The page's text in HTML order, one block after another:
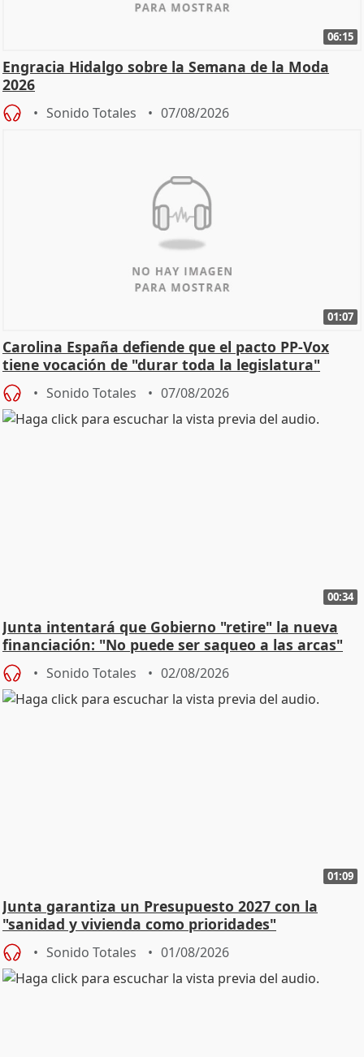
06:15
Engracia Hidalgo sobre la Semana de la Moda
2026
Sonido Totales 07/08/2026
01:07
Carolina España defiende que el pacto PP-Vox
tiene vocación de "durar toda la legislatura"
Sonido Totales 07/08/2026
00:34
Junta intentará que Gobierno "retire" la nueva
financiación: "No puede ser saqueo a las arcas"
Sonido Totales 02/08/2026
01:09
Junta garantiza un Presupuesto 2027 con la
"sanidad y vivienda como prioridades"
Sonido Totales 01/08/2026